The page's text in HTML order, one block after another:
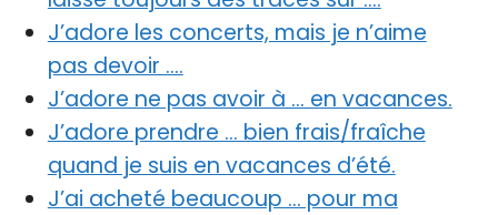
J’adore les concerts, mais je n’aime
pas devoir ….
J’adore ne pas avoir à … en vacances.
J’adore prendre … bien frais/fraîche
quand je suis en vacances d’été.
J’ai acheté beaucoup … pour ma